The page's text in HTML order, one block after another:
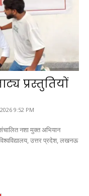
प्रस्तुतियों
9:52 PM
नशा मुक्त अभियान
उत्तर प्रदेश, लखनऊ